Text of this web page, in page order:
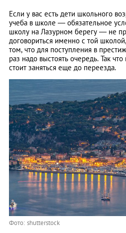
Если у вас есть дети школьного
учеба в школе — обязательное
школу на Лазурном берегу — не
договориться именно с той
том, что для поступления в
раз надо выстоять очередь. Так
стоит заняться еще до переезда.
Фото: shutterstock